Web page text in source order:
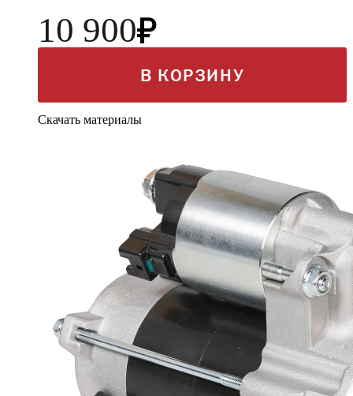
10 900
В КОРЗИНУ
Скачать материалы